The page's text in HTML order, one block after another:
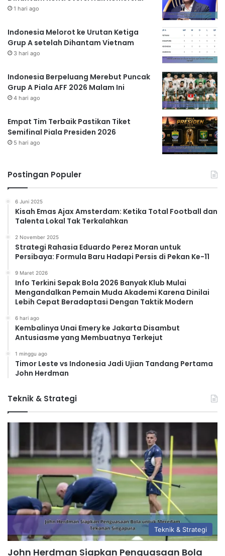
1 hari ago
Indonesia Melorot ke Urutan Ketiga
Grup A setelah Dihantam Vietnam
3 hari ago
Indonesia Berpeluang Merebut Puncak
Grup A Piala AFF 2026 Malam Ini
4 hari ago
Empat Tim Terbaik Pastikan Tiket
Semifinal Piala Presiden 2026
5 hari ago
Postingan Populer
6 Juni 2025
Kisah Emas Ajax Amsterdam: Ketika Total Football dan
Talenta Lokal Tak Terkalahkan
2 November 2025
Strategi Rahasia Eduardo Perez Moran untuk
Persibaya: Formula Baru Hadapi Persis di Pekan Ke-11
9 Maret 2026
Info Terkini Sepak Bola 2026 Banyak Klub Mulai
Mengandalkan Pemain Muda Akademi Karena Dinilai
Lebih Cepat Beradaptasi Dengan Taktik Modern
6 hari ago
Kembalinya Unai Emery ke Jakarta Disambut
Antusiasme yang Membuatnya Terkejut
1 minggu ago
Timor Leste vs Indonesia Jadi Ujian Tandang Pertama
John Herdman
Teknik & Strategi
Teknik & Strategi
John Herdman Siapkan Penguasaan Bola